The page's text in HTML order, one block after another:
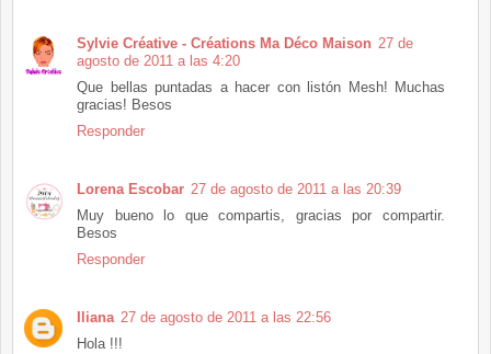
Sylvie Créative - Créations Ma Déco Maison 27 de
agosto de 2011 a las 4:20
Que bellas puntadas a hacer con listón Mesh! Muchas
gracias! Besos
Responder
Lorena Escobar 27 de agosto de 2011 a las 20:39
Muy bueno lo que compartis, gracias por compartir.
Besos
Responder
Iliana 27 de agosto de 2011 a las 22:56
Hola !!!